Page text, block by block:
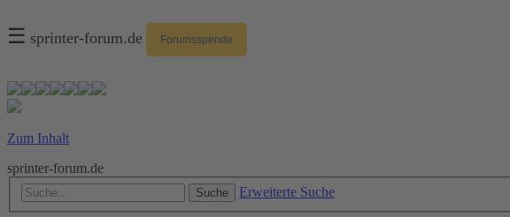
☰ sprinter-forum.de Forumsspende
Zum Inhalt
sprinter-forum.de
Suche Erweiterte Suche